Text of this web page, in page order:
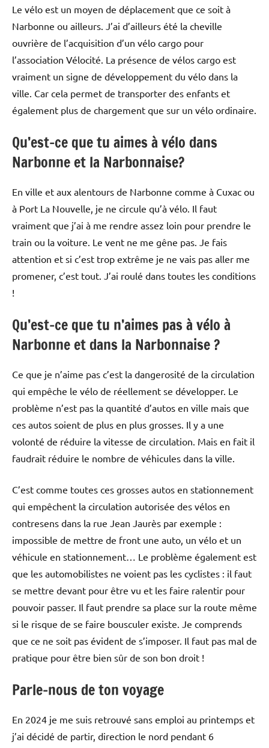
Le vélo est un moyen de déplacement que ce soit à
Narbonne ou ailleurs. J’ai d’ailleurs été la cheville
ouvrière de l’acquisition d’un vélo cargo pour
l’association Vélocité. La présence de vélos cargo est
vraiment un signe de développement du vélo dans la
ville. Car cela permet de transporter des enfants et
également plus de chargement que sur un vélo ordinaire.
Qu’est-ce que tu aimes à vélo dans
Narbonne et la Narbonnaise?
En ville et aux alentours de Narbonne comme à Cuxac ou
à Port La Nouvelle, je ne circule qu’à vélo. Il faut
vraiment que j’ai à me rendre assez loin pour prendre le
train ou la voiture. Le vent ne me gêne pas. Je fais
attention et si c’est trop extrême je ne vais pas aller me
promener, c’est tout. J’ai roulé dans toutes les conditions
!
Qu’est-ce que tu n’aimes pas à vélo à
Narbonne et dans la Narbonnaise ?
Ce que je n’aime pas c’est la dangerosité de la circulation
qui empêche le vélo de réellement se développer. Le
problème n’est pas la quantité d’autos en ville mais que
ces autos soient de plus en plus grosses. Il y a une
volonté de réduire la vitesse de circulation. Mais en fait il
faudrait réduire le nombre de véhicules dans la ville.
C’est comme toutes ces grosses autos en stationnement
qui empêchent la circulation autorisée des vélos en
contresens dans la rue Jean Jaurès par exemple :
impossible de mettre de front une auto, un vélo et un
véhicule en stationnement… Le problème également est
que les automobilistes ne voient pas les cyclistes : il faut
se mettre devant pour être vu et les faire ralentir pour
pouvoir passer. Il faut prendre sa place sur la route même
si le risque de se faire bousculer existe. Je comprends
que ce ne soit pas évident de s’imposer. Il faut pas mal de
pratique pour être bien sûr de son bon droit !
Parle-nous de ton voyage
En 2024 je me suis retrouvé sans emploi au printemps et
j’ai décidé de partir, direction le nord pendant 6